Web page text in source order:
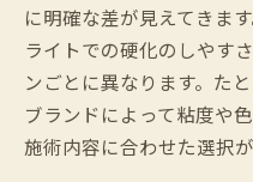
に明確な差が見えてきま
ライトでの硬化のしやす
ンごとに異なります。た
ブランドによって粘度や
施術内容に合わせた選択が